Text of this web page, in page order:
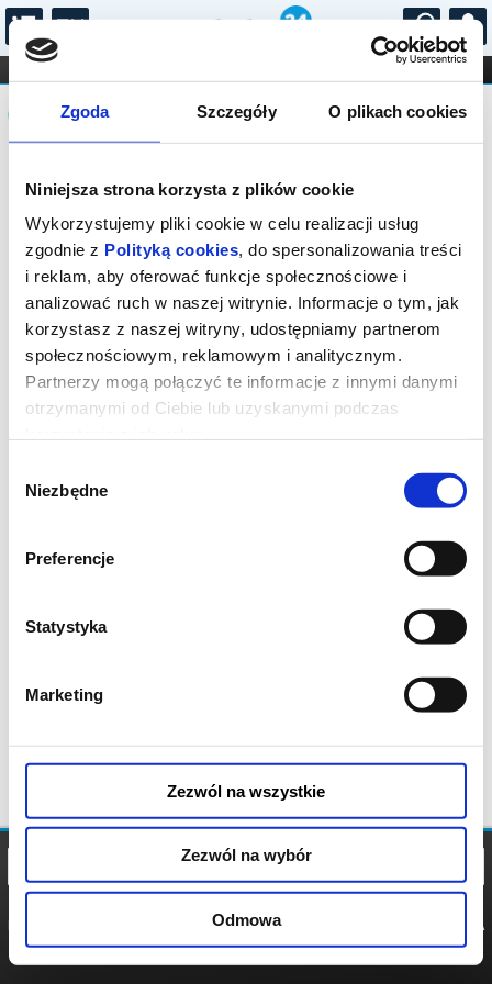
Zgoda Szczegóły O plikach cookies
Niniejsza strona korzysta z plików cookie
Wykorzystujemy pliki cookie w celu realizacji usług
zgodnie z Polityką cookies, do spersonalizowania treści
i reklam, aby oferować funkcje społecznościowe i
analizować ruch w naszej witrynie. Informacje o tym, jak
korzystasz z naszej witryny, udostępniamy partnerom
społecznościowym, reklamowym i analitycznym.
Partnerzy mogą połączyć te informacje z innymi danymi
otrzymanymi od Ciebie lub uzyskanymi podczas
zgody
Niezbędne
Preferencje
Statystyka
Marketing
Zezwól na wszystkie
Zezwól na wybór
Odmowa
...
FILHARMONIA OPERA I BALET
STAND-UP
DLA DZIECI
Komunikat
Sprzedaż on-line została zakończona,
sprawdź dostępność biletów w kasie.
POLITYKA
POLITYKA